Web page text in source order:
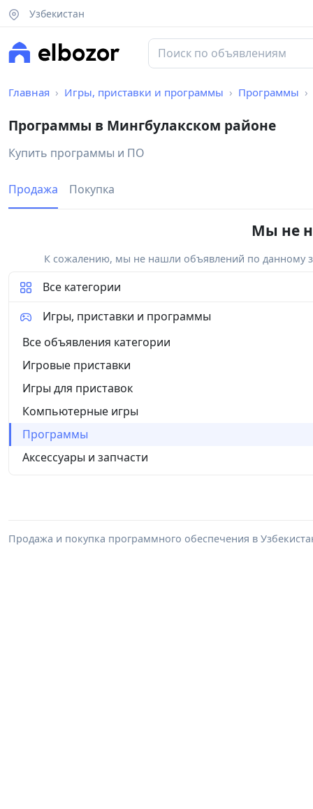
Узбекистан
Главная Игры, приставки и программы Программы
Программы в Мингбулакском районе
Купить программы и ПО
Продажа Покупка
Мы не
К сожалению, мы не нашли объявлений по данному
Все категории
Игры, приставки и программы
Все объявления категории
Игровые приставки
Игры для приставок
Компьютерные игры
Программы
Аксессуары и запчасти
Продажа и покупка программного обеспечения в